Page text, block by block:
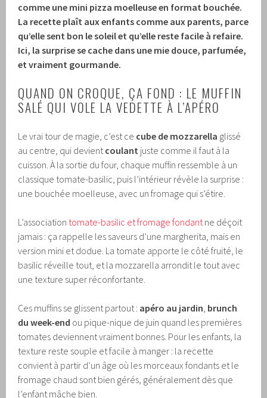
comme une mini pizza moelleuse en format bouchée.
La recette plaît aux enfants comme aux parents, parce
qu’elle sent bon le soleil et qu’elle reste facile à refaire.
Ici, la surprise se cache dans une mie douce, parfumée,
et vraiment gourmande.
QUAND ON CROQUE, ÇA FOND : LE MUFFIN
SALÉ QUI VOLE LA VEDETTE À L’APÉRO
Le vrai tour de magie, c’est ce cube de mozzarella glissé
au centre, qui devient coulant juste comme il faut à la
cuisson. À la sortie du four, chaque muffin ressemble à un
classique tomate-basilic, puis l’intérieur révèle la surprise :
une bouchée moelleuse, avec un fromage qui s’étire.
L’association tomate-basilic et fromage fondant ne déçoit
jamais : ça rappelle les saveurs d’une margherita, mais en
version mini et dodue. La tomate apporte le côté fruité, le
basilic réveille tout, et la mozzarella arrondit le tout avec
une texture super réconfortante.
Ces muffins se glissent partout : apéro au jardin brunch
du week-end ou pique-nique de juin quand les premières
tomates deviennent vraiment bonnes. Pour les enfants, la
texture reste souple et facile à manger : la recette
convient à partir d’un âge où les morceaux fondants et le
fromage chaud sont bien gérés, généralement dès que
l’enfant mâche bien.